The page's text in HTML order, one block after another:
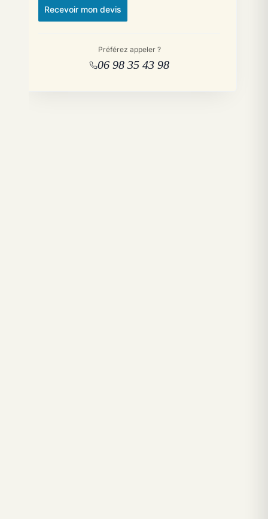
Recevoir mon devis
Préférez appeler ?
06 98 35 43 98